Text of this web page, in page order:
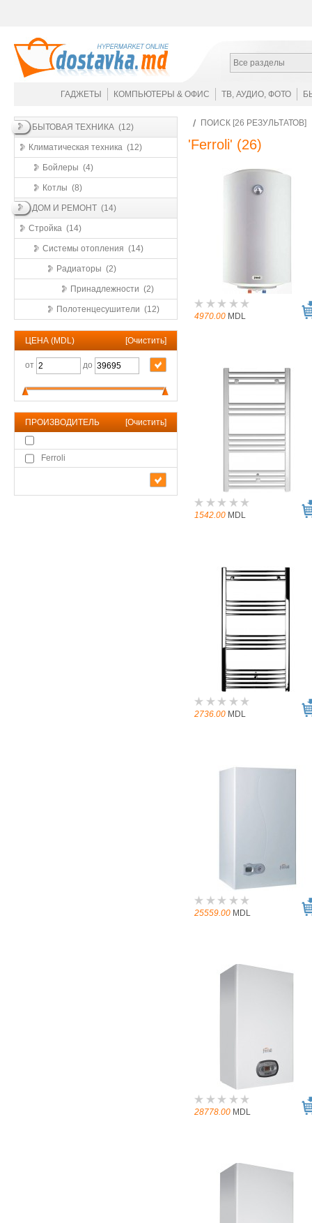
Все разделы
ГАДЖЕТЫ КОМПЬЮТЕРЫ & ОФИС ТВ, АУДИО, ФОТО
БЫТОВАЯ ТЕХНИКА (12)
Климатическая техника (12)
Бойлеры (4)
Котлы (8)
ДОМ И РЕМОНТ (14)
Стройка (14)
Системы отопления (14)
Радиаторы (2)
Принадлежности (2)
Полотенцесушители (12)
ЦЕНА (MDL) [Очистить]
от до
ПРОИЗВОДИТЕЛЬ [Очистить]
Ferroli
ПОИСК [26 РЕЗУЛЬТАТОВ]
'Ferroli' (26)
4970.00 MDL
1542.00 MDL
2736.00 MDL
25559.00 MDL
28778.00 MDL